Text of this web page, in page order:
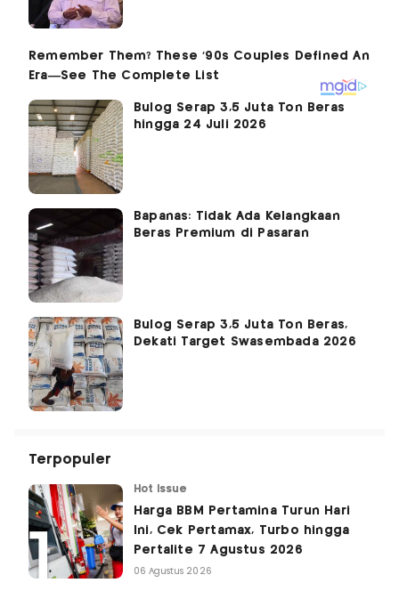
Bulog Serap 3,5 Juta Ton Beras
hingga 24 Juli 2026
Bapanas: Tidak Ada Kelangkaan
Beras Premium di Pasaran
Bulog Serap 3,5 Juta Ton Beras,
Dekati Target Swasembada 2026
Terpopuler
Hot Issue
Harga BBM Pertamina Turun Hari
Ini, Cek Pertamax, Turbo hingga
Pertalite 7 Agustus 2026
06 Agustus 2026